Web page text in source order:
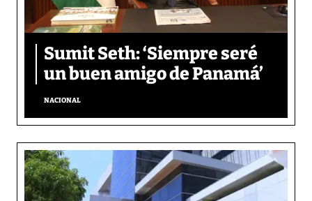
Sumit Seth: ‘Siempre seré
un buen amigo de Panamá’
NACIONAL